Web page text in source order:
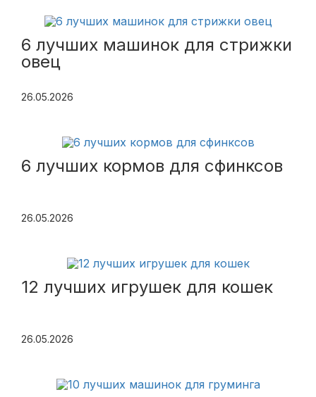
6 лучших машинок для стрижки
овец
26.05.2026
6 лучших кормов для сфинксов
26.05.2026
12 лучших игрушек для кошек
26.05.2026